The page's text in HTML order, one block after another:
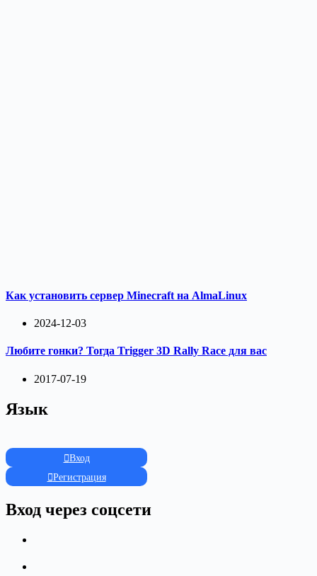
Как установить сервер Minecraft на AlmaLinux
2024-12-03
Любите гонки? Тогда Trigger 3D Rally Race для вас
2017-07-19
Язык
Вход
Регистрация
Вход через соцсети